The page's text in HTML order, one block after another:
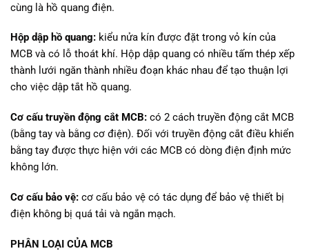
cùng là hồ quang điện.
Hộp dập hồ quang: kiểu nửa kín được đặt trong vỏ kín của
MCB và có lỗ thoát khí. Hộp dập quang có nhiều tấm thép xếp
thành lưới ngăn thành nhiều đoạn khác nhau để tạo thuận lợi
cho việc dập tắt hồ quang.
Cơ cấu truyền động cắt MCB: có 2 cách truyền động cắt MCB
(bằng tay và bằng cơ điện). Đối với truyền động cắt điều khiển
bằng tay được thực hiện với các MCB có dòng điện định mức
không lớn.
Cơ cấu bảo vệ: cơ cấu bảo vệ có tác dụng để bảo vệ thiết bị
điện không bị quá tải và ngắn mạch.
PHÂN LOẠI CỦA MCB